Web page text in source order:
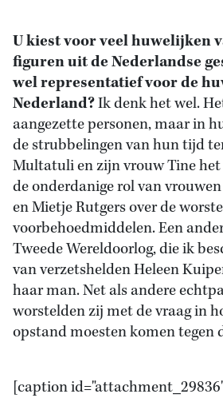
U kiest voor veel huwelijken
figuren uit de Nederlandse
wel representatief voor de
Nederland?Ik denk het wel.
aangezette personen, maar in
de strubbelingen van hun tijd
Multatuli en zijn vrouw Tine het
de onderdanige rol van
en Mietje Rutgers over de
voorbehoedmiddelen. Een
Tweede Wereldoorlog, die ik
van verzetshelden Heleen
haar man. Net als andere
worstelden zij met de vraag in
opstand moesten komen tegen
[caption